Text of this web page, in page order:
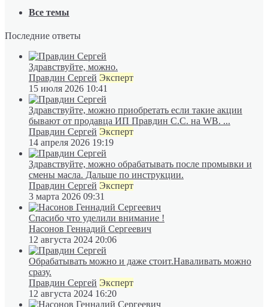
Все темы
Последние ответы
Здравствуйте, можно.
Правдин Сергей Эксперт
15 июля 2026 10:41
Здравствуйте, можно приобретать если такие акции
бывают от продавца ИП Правдин С.С. на WB. ...
Правдин Сергей Эксперт
14 апреля 2026 19:19
Здравствуйте, можно обрабатывать после промывки и
смены масла. Дальше по инструкции.
Правдин Сергей Эксперт
3 марта 2026 09:31
Спасибо что уделили внимание !
Насонов Геннадий Сергеевич
12 августа 2024 20:06
Обрабатывать можно и даже стоит.Наваливать можно
сразу.
Правдин Сергей Эксперт
12 августа 2024 16:20